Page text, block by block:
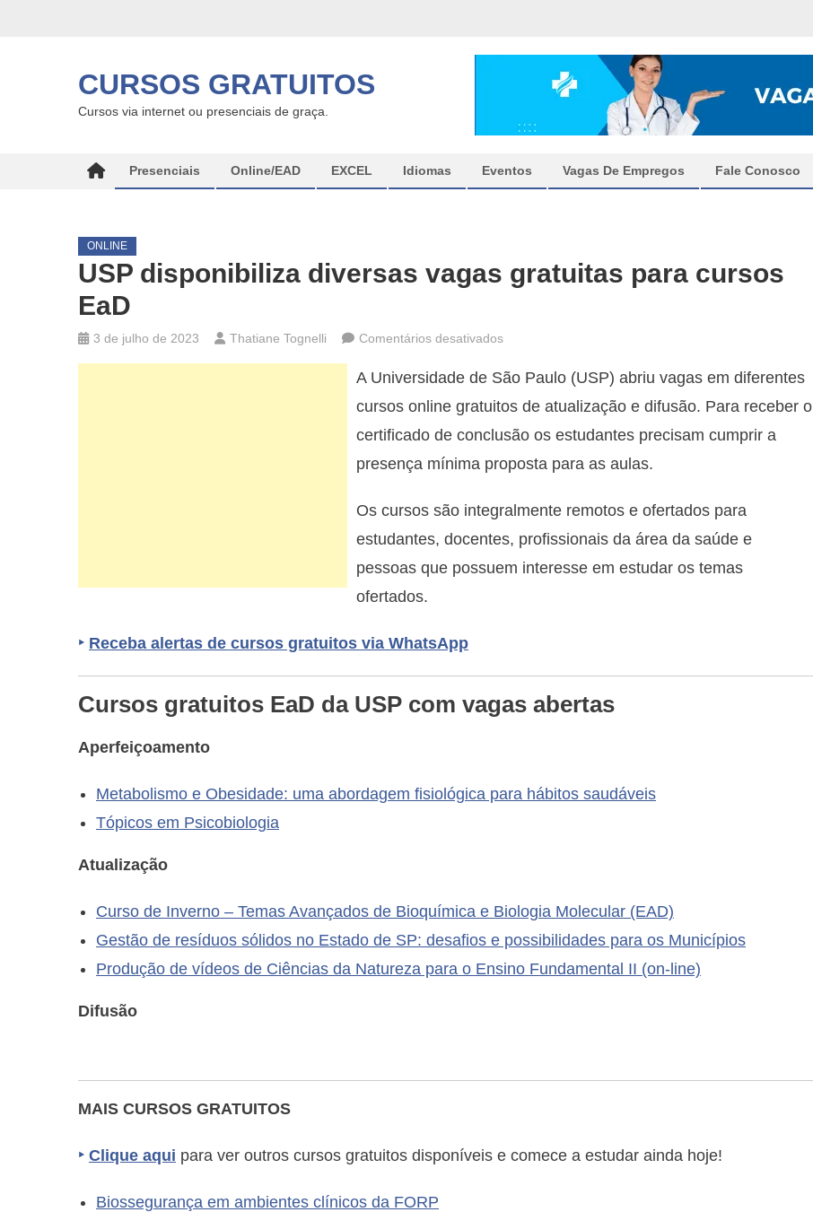
CURSOS GRATUITOS
Cursos via internet ou presenciais de graça.
Presenciais Online/EAD EXCEL Idiomas Eventos Vagas De Empregos Fale Conosco
ONLINE
USP disponibiliza diversas vagas gratuitas para cursos
EaD
3 de julho de 2023 Thatiane Tognelli Comentários desativados
disponibiliza
diversas
vagas
para
EaD
A Universidade de São Paulo (USP) abriu vagas em diferentes
cursos online gratuitos de atualização e difusão. Para receber o
certificado de conclusão os estudantes precisam cumprir a
presença mínima proposta para as aulas.
Os cursos são integralmente remotos e ofertados para
estudantes, docentes, profissionais da área da saúde e
pessoas que possuem interesse em estudar os temas
ofertados.
‣ Receba alertas de cursos gratuitos via WhatsApp
Cursos gratuitos EaD da USP com vagas abertas
Aperfeiçoamento
Metabolismo e Obesidade: uma abordagem fisiológica para hábitos saudáveis
Tópicos em Psicobiologia
Atualização
Curso de Inverno – Temas Avançados de Bioquímica e Biologia Molecular (EAD)
Gestão de resíduos sólidos no Estado de SP: desafios e possibilidades para os Municípios
Produção de vídeos de Ciências da Natureza para o Ensino Fundamental II (on-line)
Difusão
MAIS CURSOS GRATUITOS
‣ Clique aqui para ver outros cursos gratuitos disponíveis e comece a estudar ainda hoje!
Biossegurança em ambientes clínicos da FORP